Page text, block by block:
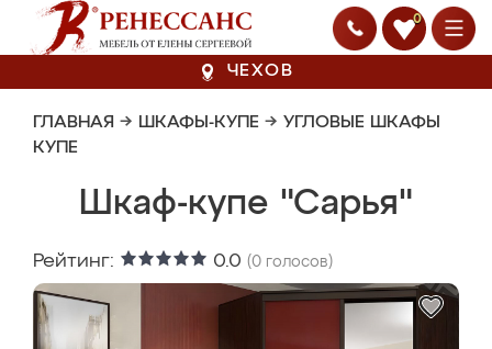
0
ЧЕХОВ
ГЛАВНАЯ → ШКАФЫ-КУПЕ → УГЛОВЫЕ ШКАФЫ
КУПЕ
Шкаф-купе "Сарья"
Рейтинг: 0.0 (0 голосов)